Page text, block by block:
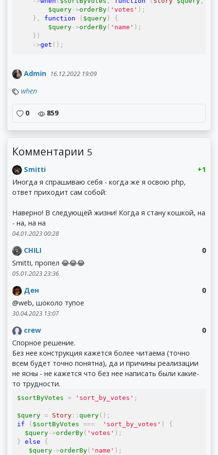
        $query
->orderBy ( 'votes' );
},
function ( $query )
{
        $query
->orderBy ( 'name' );
})
->get ();
Admin 16.12.2022 19:09
when
0 859
Комментарии 5
+1
Smitti
Иногда я спрашиваю себя - когда же я освою php,
ответ приходит сам собой:
Наверно! В следующей жизни! Когда я стану кошкой, на
- на, на на
04.01.2023 00:28
0
CHILI
Smitti, пропел 😂😂😂
05.01.2023 23:36
0
Ден
@web, шоколо тупое
30.04.2023 13:07
0
crew
Спорное решение.
Без нее конструкция кажется более читаема (точно
всем будет точно понятна), да и причины реализации
не ясны - не кажется что без нее написать были какие-
то трудности.
$sortByVotes = 'sort_by_votes' ;
$query = Story :: query ();
if
( $sortByVotes === 'sort_by_votes' )
{
  $query
->orderBy ( 'votes' );
}
else
{
   $query
->orderBy ( 'name' );